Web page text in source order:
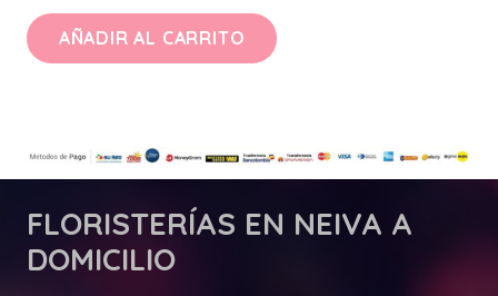
AÑADIR AL CARRITO
FLORISTERÍAS EN NEIVA A
DOMICILIO